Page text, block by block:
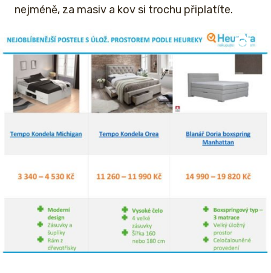
nejméně, za masiv a kov si trochu připlatíte.